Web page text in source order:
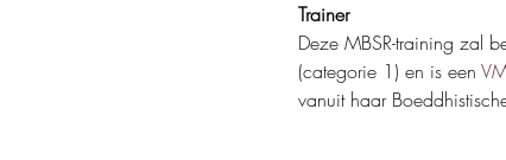
Trainer
Deze MBSR-training zal
(categorie 1) en is een
vanuit haar